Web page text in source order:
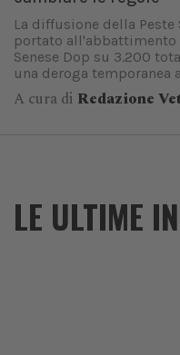
La diffusione della Peste
portato
Senese Dop su 3.200
una deroga temporanea
A cura di Redazione
LE ULTIME